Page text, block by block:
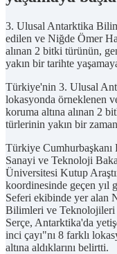
3. Ulusal Antarktika
edilen ve Niğde Ömer
alınan 2 bitki türünün,
yakın bir tarihte
Türkiye'nin 3. Ulusal
lokasyonda örneklenen
koruma altına alınan 2
türlerinin yakın bir
Türkiye Cumhurbaşkanı
Sanayi ve Teknoloji
Üniversitesi Kutup
koordinesinde geçen yıl
Seferi ekibinde yer alan
Bilimleri ve Teknolojileri
Serçe, Antarktika'da
inci çayı"nı 8 farklı
altına aldıklarını belirtti.